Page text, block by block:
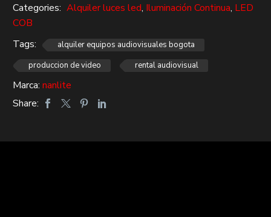
LED
cob
alquiler
cantidad
Categories: Alquiler luces led, Iluminación Continua, LED
COB
Tags:
alquiler equipos audiovisuales bogota
produccion de video
rental audiovisual
Marca: nanlite
Share: